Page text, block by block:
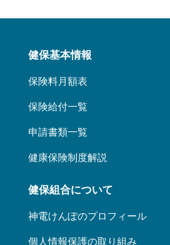
健保基本情報
保険料月額表
保険給付一覧
申請書類一覧
健康保険制度解説
健保組合について
神電けんぽのプロフィール
個人情報保護の取り組み